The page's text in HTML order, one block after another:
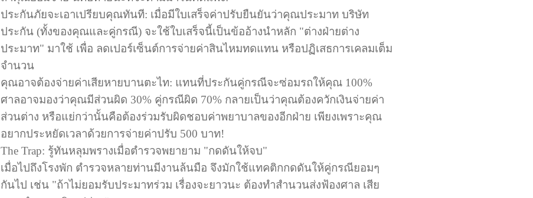
ประกันภัยจะเอาเปรียบคุณทันที: เมื่อมีใบเสร็จค่าปรับยืนยันว่าคุณประมาท บริษัท
ประกัน (ทั้งของคุณและคู่กรณี) จะใช้ใบเสร็จนี้เป็นข้ออ้างนำหลัก "ต่างฝ่ายต่าง
ประมาท" มาใช้ เพื่อ ลดเปอร์เซ็นต์การจ่ายค่าสินไหมทดแทน หรือปฏิเสธการเคลมเต็ม
จำนวน
คุณอาจต้องจ่ายค่าเสียหายบานตะไท: แทนที่ประกันคู่กรณีจะซ่อมรถให้คุณ 100%
ศาลอาจมองว่าคุณมีส่วนผิด 30% คู่กรณีผิด 70% กลายเป็นว่าคุณต้องควักเงินจ่ายค่า
ส่วนต่าง หรือแย่กว่านั้นคือต้องร่วมรับผิดชอบค่าพยาบาลของอีกฝ่าย เพียงเพราะคุณ
อยากประหยัดเวลาด้วยการจ่ายค่าปรับ 500 บาท!
The Trap: รู้ทันหลุมพรางเมื่อตำรวจพยายาม "กดดันให้จบ"
เมื่อไปถึงโรงพัก ตำรวจหลายท่านมีงานล้นมือ จึงมักใช้แทคติกกดดันให้คู่กรณียอมๆ
กันไป เช่น "ถ้าไม่ยอมรับประมาทร่วม เรื่องจะยาวนะ ต้องทำสำนวนส่งฟ้องศาล เสีย